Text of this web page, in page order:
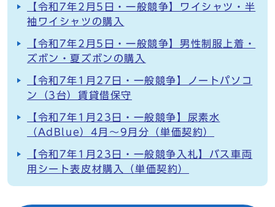
【令和7年2月5日・一般競争】ワイシャツ・半
袖ワイシャツの購入
【令和7年2月5日・一般競争】男性制服上着・
ズボン・夏ズボンの購入
【令和7年1月27日・一般競争】ノートパソコ
ン（3台）賃貸借保守
【令和7年1月23日・一般競争】尿素水
（AdBlue）4月～9月分（単価契約）
【令和7年1月23日・一般競争入札】バス車両
用シート表皮材購入（単価契約）